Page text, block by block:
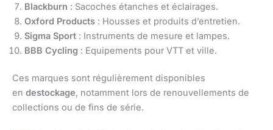
Blackburn : Sacoches étanches et éclairages.
Oxford Products : Housses et produits d’entretien.
Sigma Sport : Instruments de mesure et lampes.
BBB Cycling : Equipements pour VTT et ville.
Ces marques sont régulièrement disponibles
en destockage, notamment lors de renouvellements de
collections ou de fins de série.